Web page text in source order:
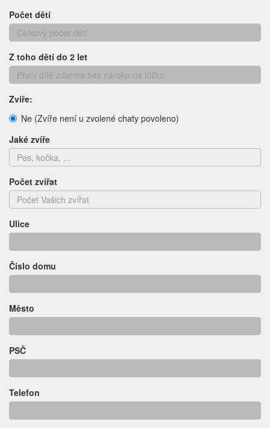
Počet dětí
Z toho dětí do 2 let
Zvíře:
Ne (Zvíře není u zvolené chaty povoleno)
Jaké zvíře
Počet zvířat
Ulice
Číslo domu
Město
PSČ
Telefon